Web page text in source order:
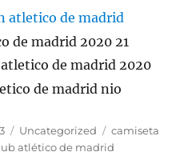
Categorías
Uncategorized Etiquetas
camiseta
atlético de madrid